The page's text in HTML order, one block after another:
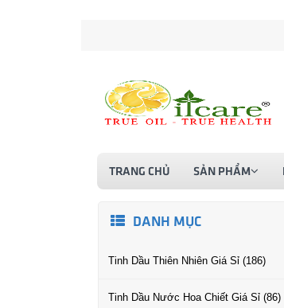
TRANG CHỦ SẢN PHẨM
DANH MỤC
Tinh Dầu Thiên Nhiên Giá Sỉ (186)
Tinh Dầu Nước Hoa Chiết Giá Sỉ (86)